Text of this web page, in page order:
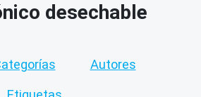
desechable
Autores